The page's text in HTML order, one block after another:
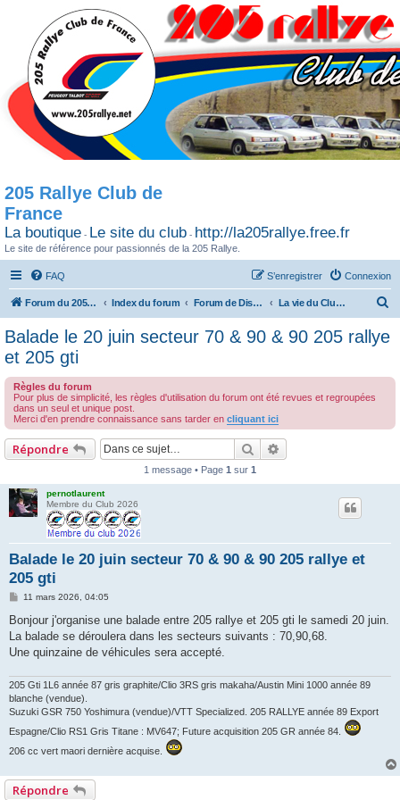
205 Rallye Club de
France
La boutique - Le site du club - http://la205rallye.free.fr
Le site de référence pour passionnés de la 205 Rallye.
FAQ Connexion
S’enregistrer
Forum du 205 Rallye club de France Index du forum Forum de Discussion La vie du Club / Les sorties
c
Balade le 20 juin secteur 70 & 90 & 90 205 rallye
et 205 gti
Règles du forum
Pour plus de simplicité, les règles d'utilisation du forum ont été revues et regroupées
dans un seul et unique post.
Merci d'en prendre connaissance sans tarder en cliquant ici
Répondre Rechercher
1 message • Page 1 sur 1
pernotlaurent
Membre du Club 2026
Balade le 20 juin secteur 70 & 90 & 90 205 rallye et
205 gti
M
s
a
g
11 mars 2026, 04:05
Bonjour j'organise une balade entre 205 rallye et 205 gti le samedi 20 juin.
La balade se déroulera dans les secteurs suivants : 70,90,68.
Une quinzaine de véhicules sera accepté.
205 Gti 1L6 année 87 gris graphite/Clio 3RS gris makaha/Austin Mini 1000 année 89
blanche (vendue).
Suzuki GSR 750 Yoshimura (vendue)/VTT Specialized. 205 RALLYE année 89 Export
Espagne/Clio RS1 Gris Titane : MV647; Future acquisition 205 GR année 84.
206 cc vert maori dernière acquise.
Répondre